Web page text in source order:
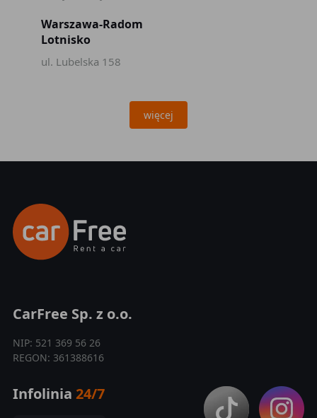
Warszawa-Radom
Lotnisko
ul. Lubelska 158
więcej
CarFree Sp. z o.o.
NIP: 521 369 56 26
REGON: 361388616
Infolinia 24/7